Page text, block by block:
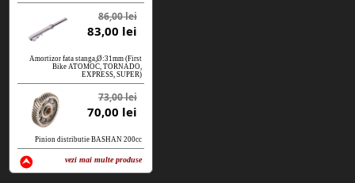
86,00 lei
83,00 lei
Amortizor fata stanga,Ø:31mm (First
Bike ATOMOC, TORNADO,
EXPRESS, SUPER)
73,00 lei
70,00 lei
Pinion distributie BASHAN 200cc
vezi mai multe produse
vezi produse